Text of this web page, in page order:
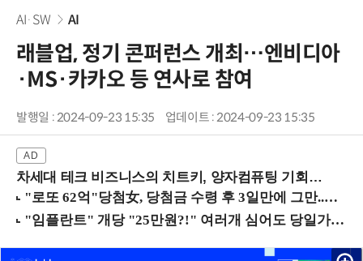
AI·SW AI
래블업, 정기 콘퍼런스 개최…엔비디아
·MS·카카오 등 연사로 참여
발행일 : 2024-09-23 15:35 업데이트 : 2024-09-23 15:35
차세대 테크 비즈니스의 치트키, 양자컴퓨팅 기회를 선점하라! (8/28 강남역)